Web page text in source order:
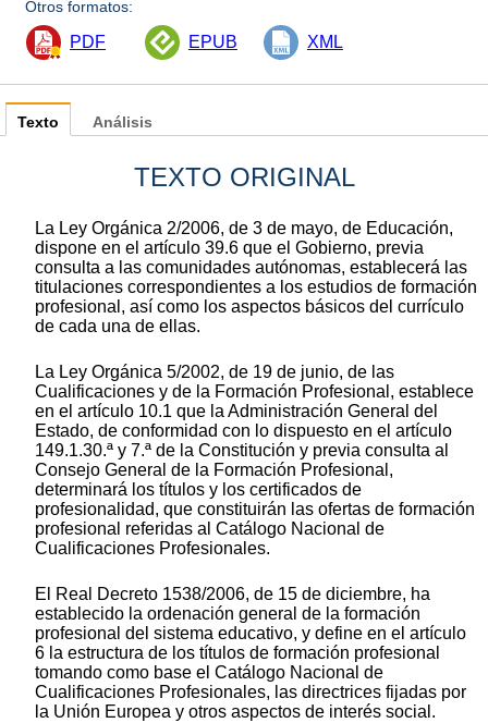
Otros formatos:
PDF EPUB XML
Texto
TEXTO ORIGINAL
La Ley Orgánica 2/2006, de 3 de mayo, de Educación,
dispone en el artículo 39.6 que el Gobierno, previa
consulta a las comunidades autónomas, establecerá las
titulaciones correspondientes a los estudios de formación
profesional, así como los aspectos básicos del currículo
de cada una de ellas.
La Ley Orgánica 5/2002, de 19 de junio, de las
Cualificaciones y de la Formación Profesional, establece
en el artículo 10.1 que la Administración General del
Estado, de conformidad con lo dispuesto en el artículo
149.1.30.ª y 7.ª de la Constitución y previa consulta al
Consejo General de la Formación Profesional,
determinará los títulos y los certificados de
profesionalidad, que constituirán las ofertas de formación
profesional referidas al Catálogo Nacional de
Cualificaciones Profesionales.
El Real Decreto 1538/2006, de 15 de diciembre, ha
establecido la ordenación general de la formación
profesional del sistema educativo, y define en el artículo
6 la estructura de los títulos de formación profesional
tomando como base el Catálogo Nacional de
Cualificaciones Profesionales, las directrices fijadas por
la Unión Europea y otros aspectos de interés social.
Análisis